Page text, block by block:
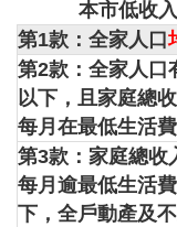
第1款：全家人口
本市低收
第2款：全家人口
以下，且家庭總
每月在最低生活費
第3款：家庭總收
每月逾最低生活
下，全戶動產及